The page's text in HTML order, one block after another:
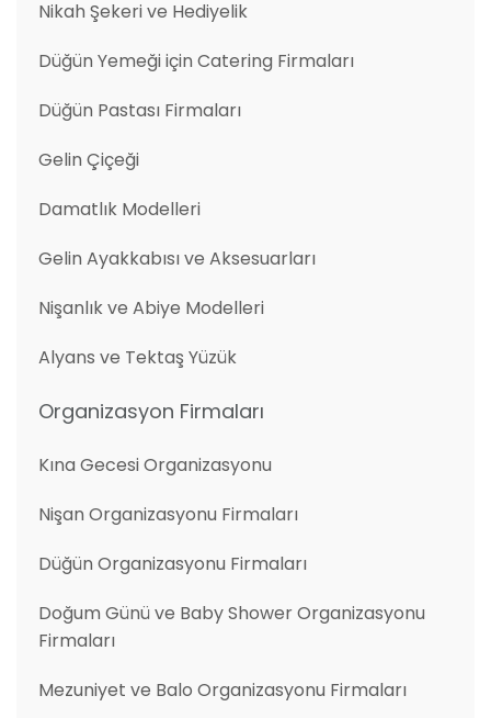
Nikah Şekeri ve Hediyelik
Düğün Yemeği için Catering Firmaları
Düğün Pastası Firmaları
Gelin Çiçeği
Damatlık Modelleri
Gelin Ayakkabısı ve Aksesuarları
Nişanlık ve Abiye Modelleri
Alyans ve Tektaş Yüzük
Organizasyon Firmaları
Kına Gecesi Organizasyonu
Nişan Organizasyonu Firmaları
Düğün Organizasyonu Firmaları
Doğum Günü ve Baby Shower Organizasyonu
Firmaları
Mezuniyet ve Balo Organizasyonu Firmaları